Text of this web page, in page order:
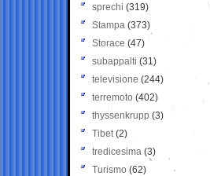
sprechi (319)
Stampa (373)
Storace (47)
subappalti (31)
televisione(244)
terremoto (402)
thyssenkrupp (3)
Tibet(2)
tredicesima (3)
Turismo (62)